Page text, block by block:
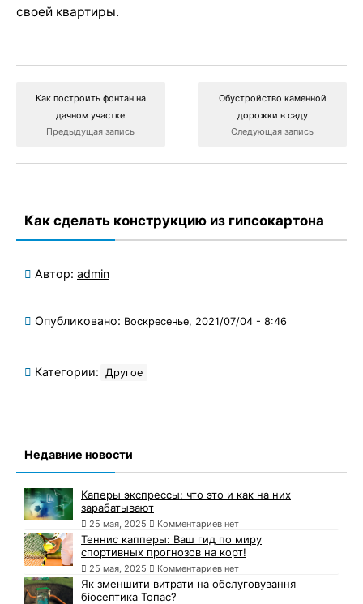
своей квартиры.
Как построить фонтан на
дачном участке
Предыдущая запись
Обустройство каменной
дорожки в саду
Следующая запись
Как сделать конструкцию из гипсокартона
Автор: admin
Опубликовано: Воскресенье, 2021/07/04 - 8:46
Категории: Другое
Недавние новости
Каперы экспрессы: что это и как на них
зарабатывают
25 мая, 2025 Комментариев нет
Теннис капперы: Ваш гид по миру
спортивных прогнозов на корт!
25 мая, 2025 Комментариев нет
Як зменшити витрати на обслуговування
біосептика Топас?